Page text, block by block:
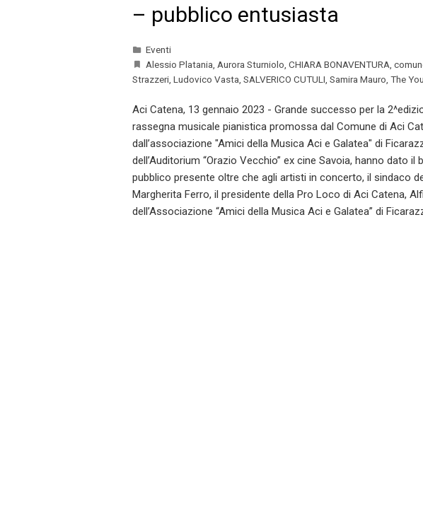
– pubblico entusiasta
Eventi
Alessio Platania Aurora Sturniolo CHIARA BONAVENTURA
Strazzeri Ludovico Vasta SALVERICO CUTULI Samira Mauro The
Aci Catena, 13 gennaio 2023 - Grande successo per la
rassegna musicale pianistica promossa dal Comune di Aci
dall’associazione "Amici della Musica Aci e Galatea" di
dell’Auditorium “Orazio Vecchio” ex cine Savoia, hanno dato
pubblico presente oltre che agli artisti in concerto, il sindaco
Margherita Ferro, il presidente della Pro Loco di Aci Catena,
dell’Associazione “Amici della Musica Aci e Galatea” di